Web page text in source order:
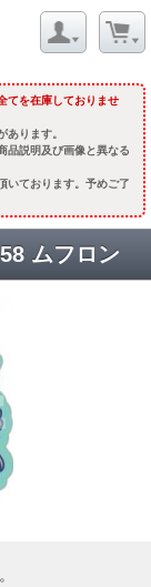
てを在庫しておりませ
あります。
品説明及び画像と異なる
いております。予めご了
ムフロン